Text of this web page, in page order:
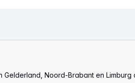
Noord-Brabant en Limburg